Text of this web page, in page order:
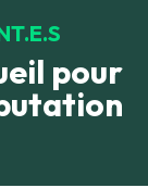
pour